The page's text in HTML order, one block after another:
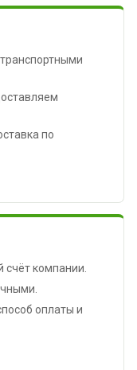
по
компании.
оплаты и